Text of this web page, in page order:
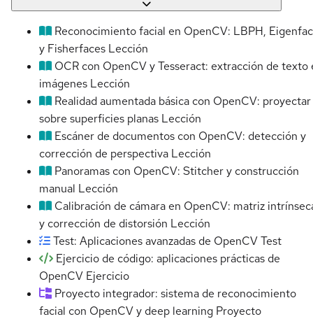
Reconocimiento facial en OpenCV: LBPH,
y Fisherfaces Lección
OCR con OpenCV y Tesseract: extracción de texto
imágenes Lección
Realidad aumentada básica con OpenCV: proyectar
sobre superficies planas Lección
Escáner de documentos con OpenCV: detección y
corrección de perspectiva Lección
Panoramas con OpenCV: Stitcher y construcción
manual Lección
Calibración de cámara en OpenCV: matriz
y corrección de distorsión Lección
Test: Aplicaciones avanzadas de OpenCVTest
Ejercicio de código: aplicaciones prácticas de
OpenCV Ejercicio
Proyecto integrador: sistema de reconocimiento
facial con OpenCV y deep learning Proyecto